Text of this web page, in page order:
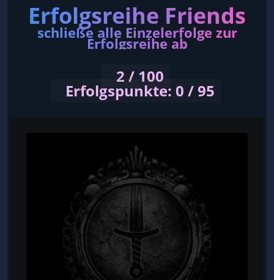
Erfolgsreihe Friends
schließe alle Einzelerfolge zur
Erfolgsreihe ab
2 / 100
Erfolgspunkte: 0 / 95